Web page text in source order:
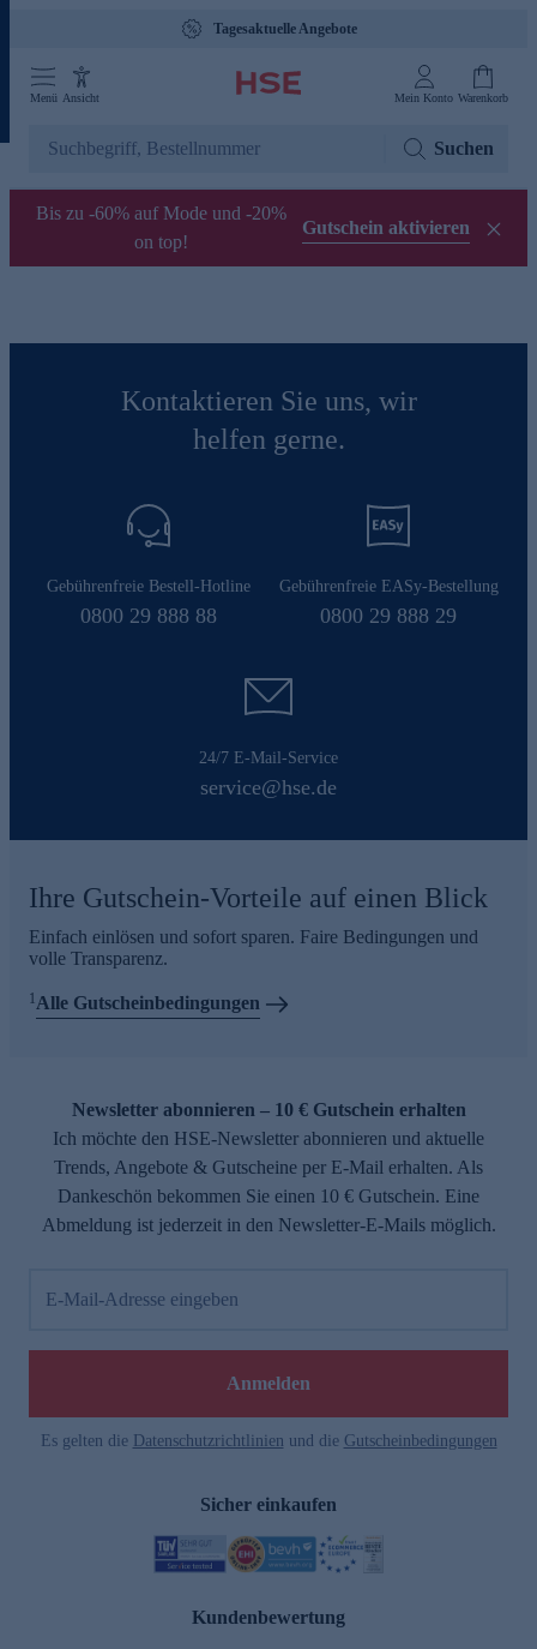
Tagesaktuelle Angebote
Menü Ansicht Mein Konto Warenkorb
Suchen
Bis zu -60% auf Mode und -20%
on top!
Gutschein aktivieren
Kontaktieren Sie uns, wir
helfen gerne.
Gebührenfreie Bestell-Hotline
0800 29 888 88
Gebührenfreie EASy-Bestellung
0800 29 888 29
24/7 E-Mail-Service
service@hse.de
Ihre Gutschein-Vorteile auf einen Blick
Einfach einlösen und sofort sparen. Faire Bedingungen und
volle Transparenz.
1Alle Gutscheinbedingungen
Newsletter abonnieren – 10 € Gutschein erhalten
Ich möchte den HSE-Newsletter abonnieren und aktuelle
Trends, Angebote & Gutscheine per E-Mail erhalten. Als
Dankeschön bekommen Sie einen 10 € Gutschein. Eine
Abmeldung ist jederzeit in den Newsletter-E-Mails möglich.
E-Mail-Adresse eingeben
Anmelden
Es gelten die Datenschutzrichtlinien und die Gutscheinbedingungen
Sicher einkaufen
Kundenbewertung